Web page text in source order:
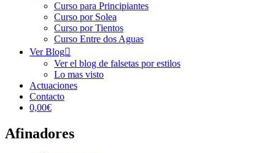
Curso para Principiantes
Curso por Solea
Curso por Tientos
Curso Entre dos Aguas
Ver Blog
Ver el blog de falsetas por estilos
Lo mas visto
Actuaciones
Contacto
0,00€
Afinadores